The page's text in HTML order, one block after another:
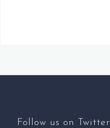
Follow us on Twitter